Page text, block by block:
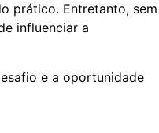
prático. Entretanto, sem
influenciar a
e a oportunidade